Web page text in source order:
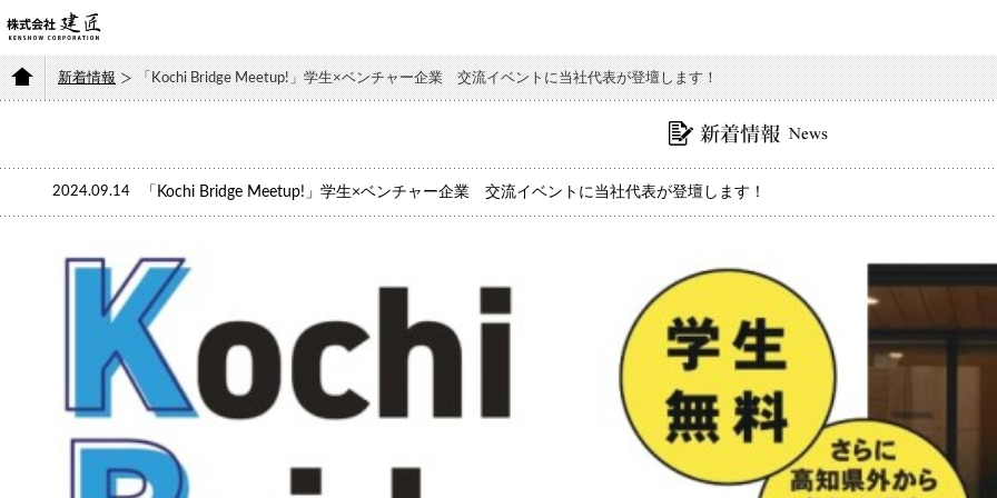
新着情報 「Kochi Bridge Meetup!」学生×ベンチャー企業 交流イベントに当社代表が登壇します！
2024.09.14 「Kochi Bridge Meetup!」学生×ベンチャー企業 交流イベントに当社代表が登壇します！